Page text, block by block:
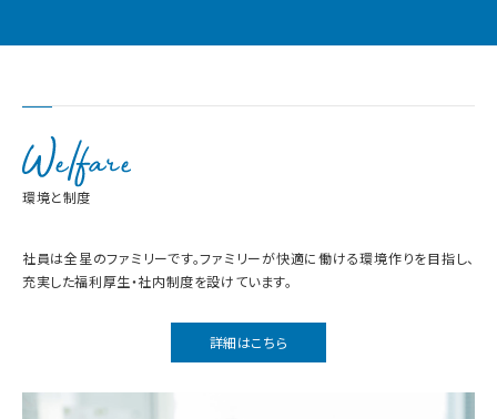
環境と制度
社員は全星のファミリーです。ファミリーが快適に働ける環境作りを目指し、
充実した福利厚生・社内制度を設けています。
詳細はこちら